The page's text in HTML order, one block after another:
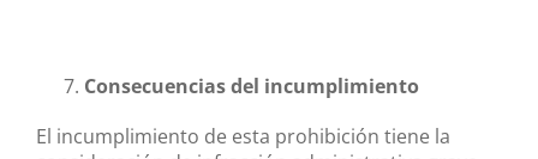
Consecuencias del incumplimiento
El incumplimiento de esta prohibición tiene la